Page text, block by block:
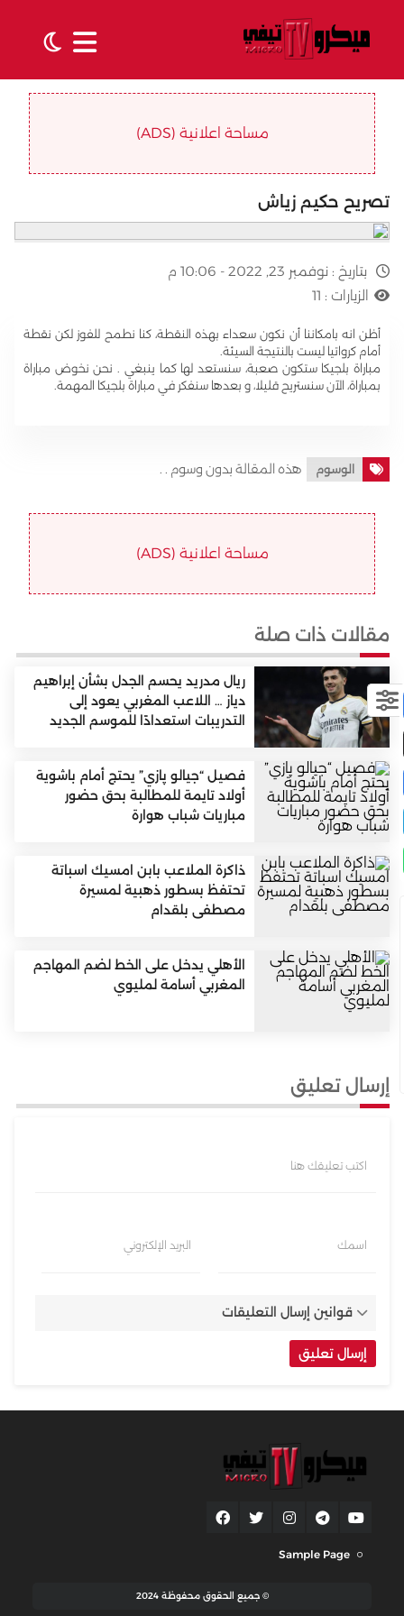
مساحة اعلانية (ADS)
تصريح حكيم زياش
بتاريخ : نوفمبر 23, 2022 - 10:06 م
الزيارات : 11
أظن انه بامكاننا أن نكون سعداء بهذه النقطة، كنا نطمح للفوز لكن نقطة
أمام كرواتيا ليست بالنتيجة السيئة.
مباراة بلجيكا ستكون صعبة، سنستعد لها كما ينبغي . نحن نخوض مباراة
بمباراة، الآن سنستريح قليلا، و بعدها سنفكر في مباراة بلجيكا المهمة.
الوسوم هذه المقالة بدون وسوم . .
مساحة اعلانية (ADS)
مقالات ذات صلة
ريال مدريد يحسم الجدل بشأن إبراهيم
دياز … اللاعب المغربي يعود إلى
التدريبات استعدادًا للموسم الجديد
فصيل “جيالو پازي” يحتج أمام باشوية
أولاد تايمة للمطالبة بحق حضور
مباريات شباب هوارة
ذاكرة الملاعب بابن امسيك اسباتة
تحتفظ بسطور ذهبية لمسيرة
مصطفى بلقدام
الأهلي يدخل على الخط لضم المهاجم
المغربي أسامة لمليوي
إرسال تعليق
اكتب تعليقك هنا
اسمك البريد الإلكتروني
قوانين إرسال التعليقات
Sample Page
© جميع الحقوق محفوظة 2024